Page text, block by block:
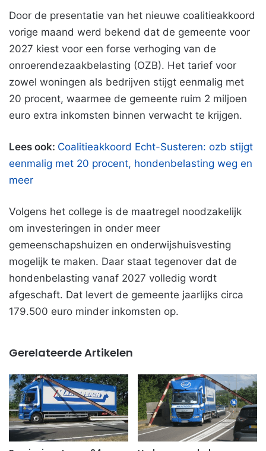
Door de presentatie van het nieuwe coalitieakkoord
vorige maand werd bekend dat de gemeente voor
2027 kiest voor een forse verhoging van de
onroerendezaakbelasting (OZB). Het tarief voor
zowel woningen als bedrijven stijgt eenmalig met
20 procent, waarmee de gemeente ruim 2 miljoen
euro extra inkomsten binnen verwacht te krijgen.
Lees ook: Coalitieakkoord Echt-Susteren: ozb stijgt
eenmalig met 20 procent, hondenbelasting weg en
meer
Volgens het college is de maatregel noodzakelijk
om investeringen in onder meer
gemeenschapshuizen en onderwijshuisvesting
mogelijk te maken. Daar staat tegenover dat de
hondenbelasting vanaf 2027 volledig wordt
afgeschaft. Dat levert de gemeente jaarlijks circa
179.500 euro minder inkomsten op.
Gerelateerde Artikelen